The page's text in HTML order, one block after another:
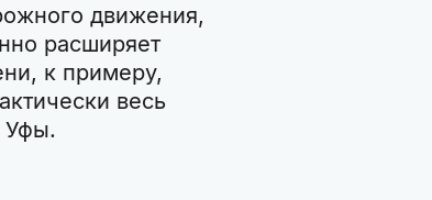
движения,
расширяет
к примеру,
весь
Уфы.